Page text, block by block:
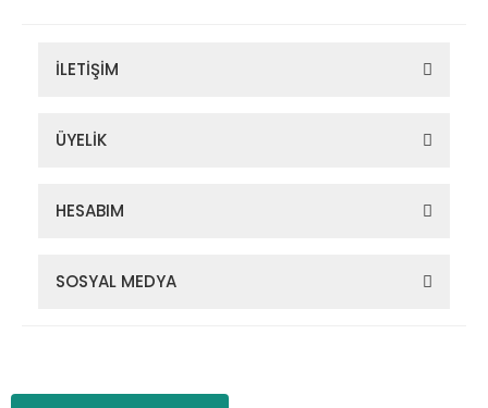
İLETİŞİM
ÜYELİK
HESABIM
SOSYAL MEDYA